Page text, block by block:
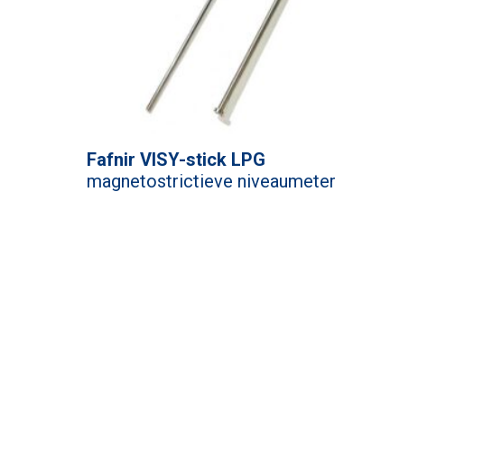
Fafnir VISY-stick LPG
magnetostrictieve niveaumeter